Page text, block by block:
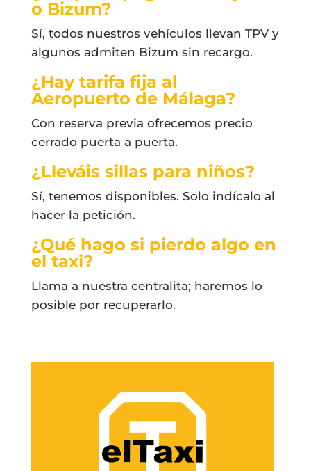
o Bizum?
Sí, todos nuestros vehículos llevan TPV y
algunos admiten Bizum sin recargo.
¿Hay tarifa fija al
Aeropuerto de Málaga?
Con reserva previa ofrecemos precio
cerrado puerta a puerta.
¿Lleváis sillas para niños?
Sí, tenemos disponibles. Solo indícalo al
hacer la petición.
¿Qué hago si pierdo algo en
el taxi?
Llama a nuestra centralita; haremos lo
posible por recuperarlo.